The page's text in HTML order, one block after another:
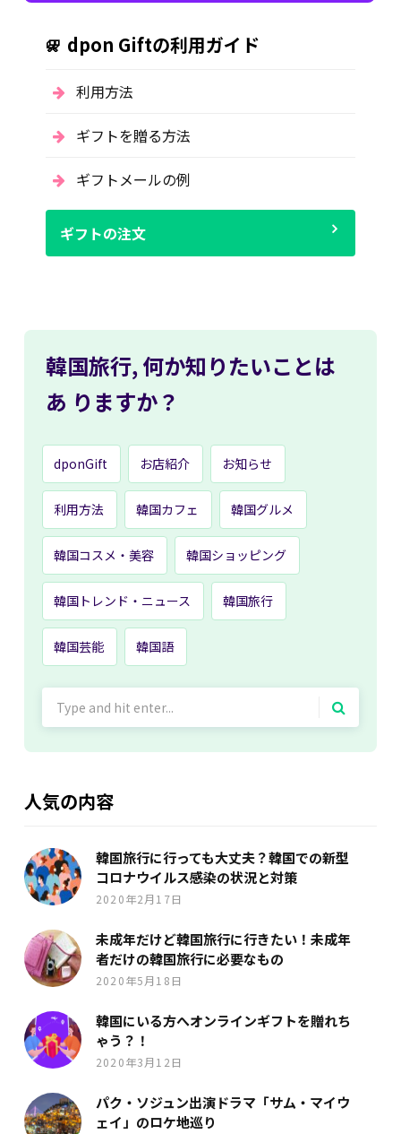
dpon Giftの利用ガイド
利用方法
ギフトを贈る方法
ギフトメールの例
ギフトの注文
韓国旅行, 何か知りたいことは
あ りますか？
dponGift お店紹介 お知らせ
利用方法 韓国カフェ 韓国グルメ
韓国コスメ・美容 韓国ショッピング
韓国トレンド・ニュース 韓国旅行
韓国芸能 韓国語
人気の内容
韓国旅行に行っても大丈夫？韓国での新型
コロナウイルス感染の状況と対策
2020年2月17日
未成年だけど韓国旅行に行きたい！未成年
者だけの韓国旅行に必要なもの
2020年5月18日
韓国にいる方へオンラインギフトを贈れち
ゃう？！
2020年3月12日
パク・ソジュン出演ドラマ「サム・マイウ
ェイ」のロケ地巡り